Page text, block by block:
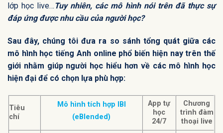
lớp học live…Tuy nhiên, các mô hình nói trên đã thực sự
đáp ứng được nhu cầu của người học?
Sau đây, chúng tôi đưa ra so sánh tổng quát giữa các
mô hình học tiếng Anh online phổ biến hiện nay trên thế
giới nhằm giúp người học hiểu hơn về các mô hình học
hiện đại để có chọn lựa phù hợp:
Tiêu
chí
Mô hình tích hợp IBI
(eBlended)
App tự
học
24/7
Chương
trình đàm
thoại live